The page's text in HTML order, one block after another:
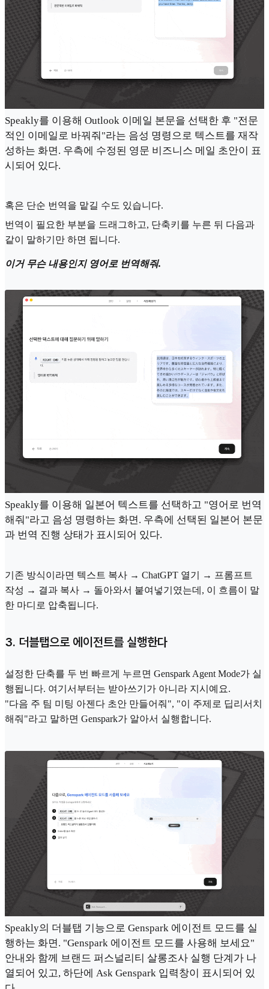
Speakly를 이용해 Outlook 이메일 본문을 선택한 후 "전문
적인 이메일로 바꿔줘"라는 음성 명령으로 텍스트를 재작
성하는 화면. 우측에 수정된 영문 비즈니스 메일 초안이 표
시되어 있다.
혹은 단순 번역을 맡길 수도 있습니다.
번역이 필요한 부분을 드래그하고, 단축키를 누른 뒤 다음과
같이 말하기만 하면 됩니다.
이거 무슨 내용인지 영어로 번역해줘.
Speakly를 이용해 일본어 텍스트를 선택하고 "영어로 번역
해줘"라고 음성 명령하는 화면. 우측에 선택된 일본어 본문
과 번역 진행 상태가 표시되어 있다.
기존 방식이라면 텍스트 복사 → ChatGPT 열기 → 프롬프트
작성 → 결과 복사 → 돌아와서 붙여넣기였는데, 이 흐름이 말
한 마디로 압축됩니다.
3. 더블탭으로 에이전트를 실행한다
설정한 단축를 두 번 빠르게 누르면 Genspark Agent Mode가 실
행됩니다. 여기서부터는 받아쓰기가 아니라 지시예요.
"다음 주 팀 미팅 아젠다 초안 만들어줘", "이 주제로 딥리서치
해줘"라고 말하면 Genspark가 알아서 실행합니다.
Speakly의 더블탭 기능으로 Genspark 에이전트 모드를 실
행하는 화면. "Genspark 에이전트 모드를 사용해 보세요"
안내와 함께 브랜드 퍼스널리티 살롱조사 실행 단계가 나
열되어 있고, 하단에 Ask Genspark 입력창이 표시되어 있